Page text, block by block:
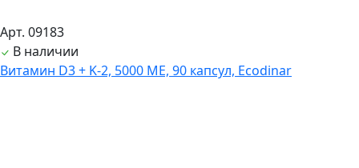
Арт. 09183
В наличии
Витамин D3 + K-2, 5000 ME, 90 капсул, Ecodinar